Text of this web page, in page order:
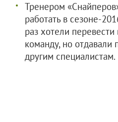
Тренером
работать в сезоне-
раз хотели
команду, но отдавали
другим специалистам.